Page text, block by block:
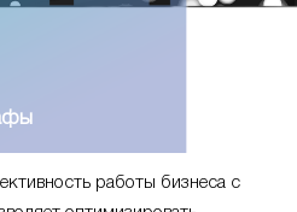
работы бизнеса с